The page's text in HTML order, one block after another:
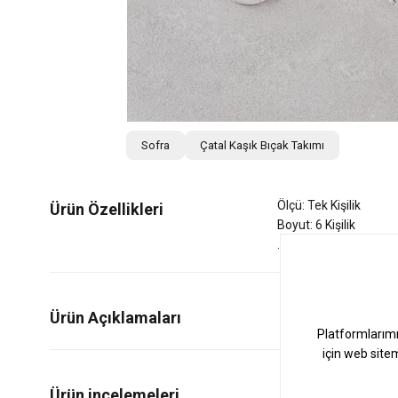
Sofra Çatal Kaşık Bıçak Takımı
Ürün Özellikleri
Ölçü: Tek Kişilik
Boyut: 6 Kişilik
Ürün Açıklamaları